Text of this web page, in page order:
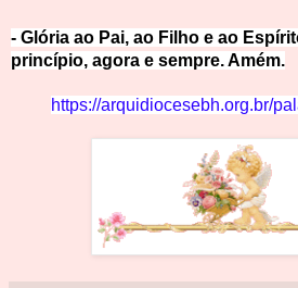
- Glória ao Pai, ao Filho e ao
princípio, agora e sempre. Amém.
https://arquidiocesebh.org.br/